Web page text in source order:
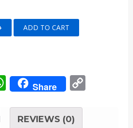
ADD TO CART
WhatsApp
Share
REVIEWS (0)